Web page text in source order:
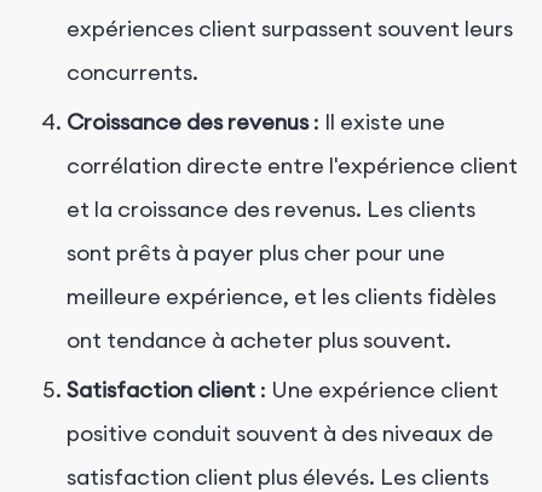
expériences client surpassent souvent leurs
concurrents.
Croissance des revenus: Il existe une
corrélation directe entre l'expérience client
et la croissance des revenus. Les clients
sont prêts à payer plus cher pour une
meilleure expérience, et les clients fidèles
ont tendance à acheter plus souvent.
Satisfaction client : Une expérience client
positive conduit souvent à des niveaux de
satisfaction client plus élevés. Les clients